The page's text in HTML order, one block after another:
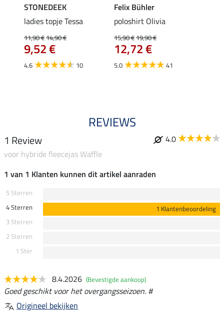
STONEDEEK
ladies topje Tessa
11,90 €14,90 €
9,52 €
4.6 10
Felix Bühler
poloshirt Olivia
15,90 €19,90 €
12,72 €
5.0 41
REVIEWS
1 Review
4.0
voor hybride fleecejas Waffle
1 van 1 Klanten kunnen dit artikel aanraden
5 Sterren
4 Sterren
1 Klantenbeoordeling
3 Sterren
2 Sterren
1 Ster
8.4.2026 (Bevestigde aankoop)
Goed geschikt voor het overgangsseizoen. #
Origineel bekijken